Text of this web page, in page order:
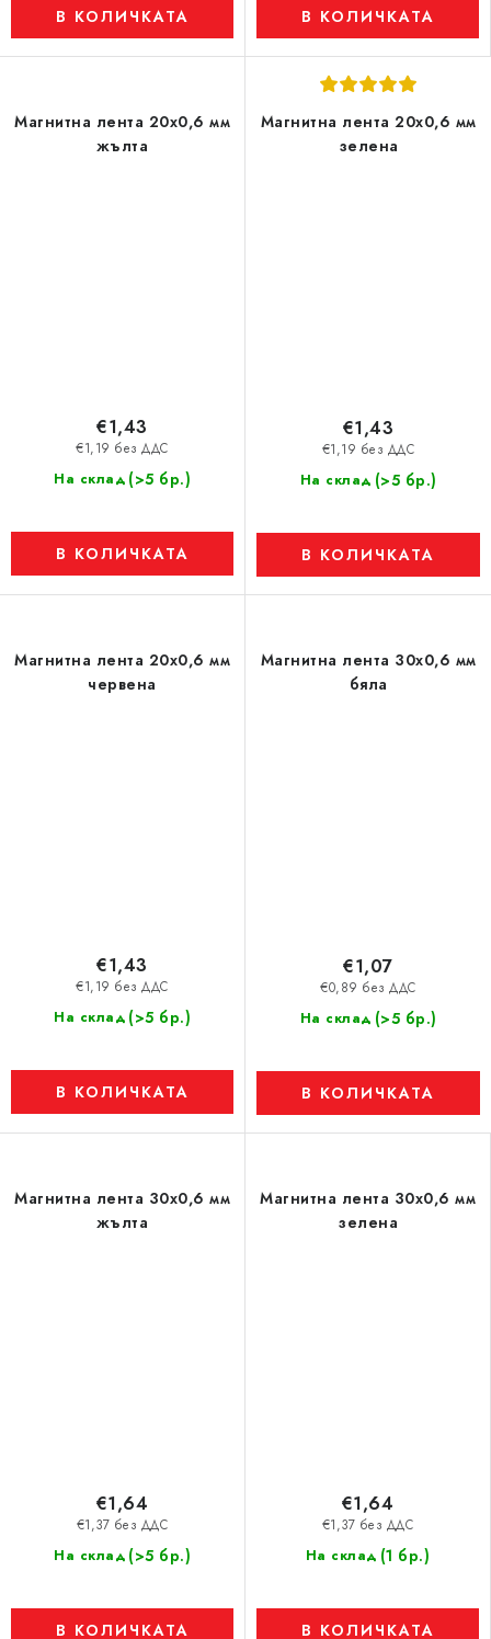
В КОЛИЧКАТА В КОЛИЧКАТА
Магнитна лента 20x0,6 мм
жълта
На склад (>5 бр.)
€1,19 без ДДС
€1,43
В КОЛИЧКАТА
Магнитна лента 20x0,6 мм
зелена
На склад (>5 бр.)
€1,19 без ДДС
€1,43
В КОЛИЧКАТА
Магнитна лента 20x0,6 мм
червена
На склад (>5 бр.)
€1,19 без ДДС
€1,43
В КОЛИЧКАТА
Магнитна лента 30x0,6 мм
бяла
На склад (>5 бр.)
€0,89 без ДДС
€1,07
В КОЛИЧКАТА
Магнитна лента 30x0,6 мм
жълта
На склад (>5 бр.)
€1,37 без ДДС
€1,64
В КОЛИЧКАТА
Магнитна лента 30x0,6 мм
зелена
На склад (1 бр.)
€1,37 без ДДС
€1,64
В КОЛИЧКАТА